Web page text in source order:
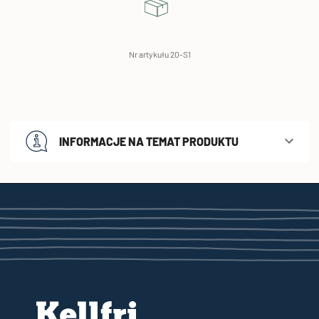
Nr artykułu 20-S1
INFORMACJE NA TEMAT PRODUKTU